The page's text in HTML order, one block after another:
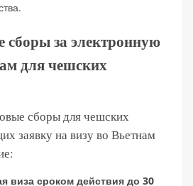
за электронную
для чешских
сборы для чешских
заявку на визу во Вьетнам
виза сроком действия до 30